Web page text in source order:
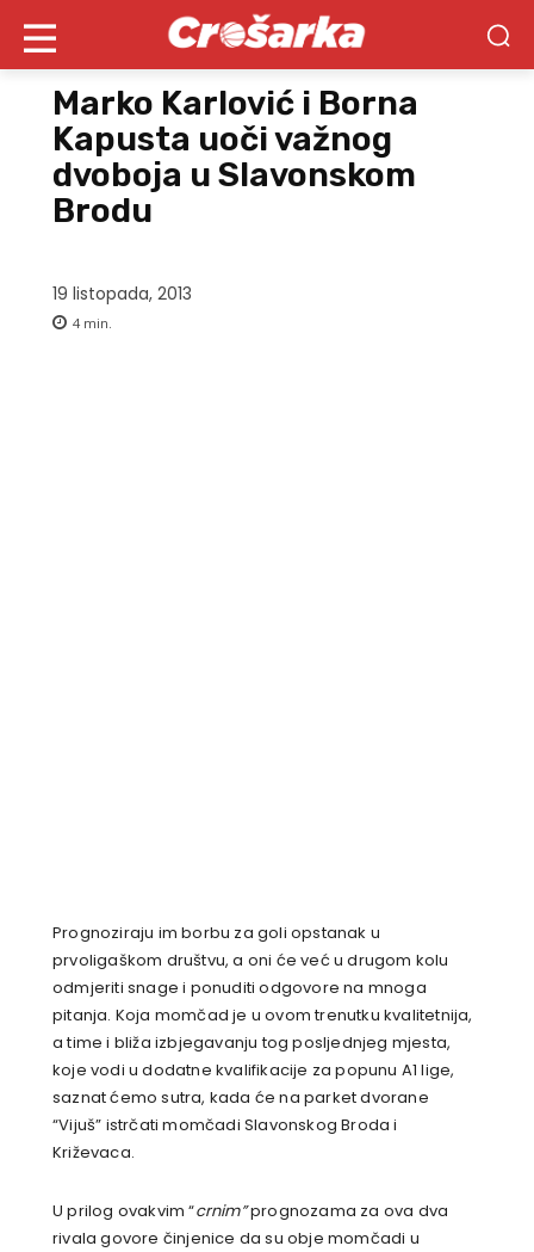
Marko Karlović i Borna
Kapusta uoči važnog
dvoboja u Slavonskom
Brodu
19 listopada, 2013
4 min.
Prognoziraju im borbu za goli opstanak u
prvoligaškom društvu, a oni će već u drugom kolu
odmjeriti snage i ponuditi odgovore na mnoga
pitanja. Koja momčad je u ovom trenutku kvalitetnija,
a time i bliža izbjegavanju tog posljednjeg mjesta,
koje vodi u dodatne kvalifikacije za popunu A1 lige,
saznat ćemo sutra, kada će na parket dvorane
“Vijuš” istrčati momčadi Slavonskog Broda i
Križevaca.
U prilog ovakvim “crnim”prognozama za ova dva
rivala govore činjenice da su obje momčadi u